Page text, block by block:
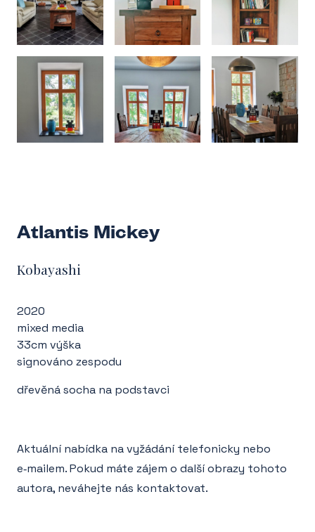
Atlantis Mickey
Kobayashi
2020
mixed media
33cm výška
signováno zespodu
dřevěná socha na podstavci
Aktuální nabídka na vyžádání telefonicky nebo
e‑mailem. Pokud máte zájem o další obrazy tohoto
autora, neváhejte nás kontaktovat.